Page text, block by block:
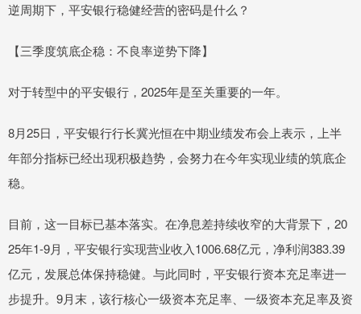
逆周期下，平安银行稳健经营的密码是什么？
【三季度筑底企稳：不良率逆势下降】
对于转型中的平安银行，2025年是至关重要的一年。
8月25日，平安银行行长冀光恒在中期业绩发布会上表示，上半
年部分指标已经出现积极趋势，会努力在今年实现业绩的筑底企
稳。
目前，这一目标已基本落实。在净息差持续收窄的大背景下，20
25年1-9月，平安银行实现营业收入1006.68亿元，净利润383.39
亿元，发展总体保持稳健。与此同时，平安银行资本充足率进一
步提升。9月末，该行核心一级资本充足率、一级资本充足率及资